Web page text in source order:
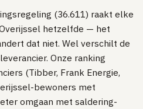
(36.611) raakt elke
hetzelfde — het
dat niet. Wel verschilt de
Onze ranking
(Tibber, Frank Energie,
bewoners met
omgaan met saldering-